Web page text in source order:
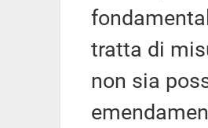
tratta di
non sia